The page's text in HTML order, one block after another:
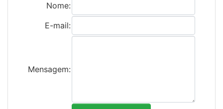
Nome:
E-mail:
Mensagem: